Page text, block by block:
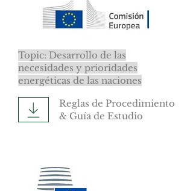
Topic: Desarrollo de las
necesidades y prioridades
energéticas de las naciones
Reglas de Procedimiento
& Guía de Estudio